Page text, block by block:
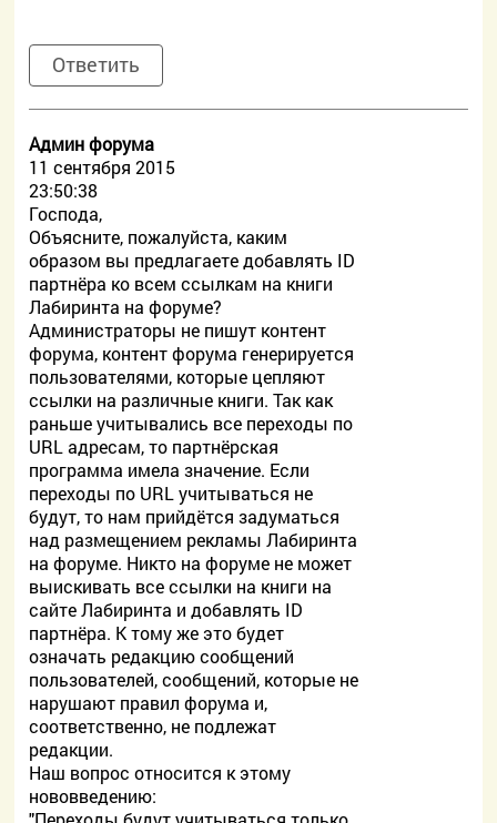
Ответить
Админ форума
11 сентября 2015
23:50:38
Господа,
Объясните, пожалуйста, каким
образом вы предлагаете добавлять ID
партнёра ко всем ссылкам на книги
Лабиринта на форуме?
Администраторы не пишут контент
форума, контент форума генерируется
пользователями, которые цепляют
ссылки на различные книги. Так как
раньше учитывались все переходы по
URL адресам, то партнёрская
программа имела значение. Если
переходы по URL учитываться не
будут, то нам прийдётся задуматься
над размещением рекламы Лабиринта
на форуме. Никто на форуме не может
выискивать все ссылки на книги на
сайте Лабиринта и добавлять ID
партнёра. К тому же это будет
означать редакцию сообщений
пользователей, сообщений, которые не
нарушают правил форума и,
соответственно, не подлежат
редакции.
Наш вопрос относится к этому
нововведению: